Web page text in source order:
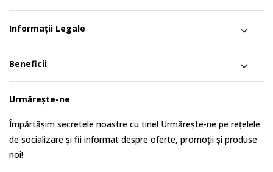
Informații Legale
Beneficii
Urmărește-ne
Împărtășim secretele noastre cu tine! Urmărește-ne pe rețelele
de socializare și fii informat despre oferte, promoții și produse
noi!